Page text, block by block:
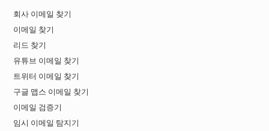
회사 이메일 찾기
이메일 찾기
리드 찾기
유튜브 이메일 찾기
트위터 이메일 찾기
구글 맵스 이메일 찾기
이메일 검증기
임시 이메일 탐지기